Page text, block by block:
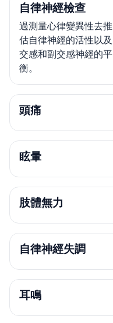
自律神經檢查
過測量心律變異性去推
估自律神經的活性以及
交感和副交感神經的平
衡。
頭痛
眩暈
肢體無力
自律神經失調
耳鳴